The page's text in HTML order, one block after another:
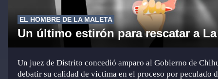
EL HOMBRE DE LA MALETA
Un último estirón para rescatar a
Un juez de Distrito concedió amparo al Gobierno de
debatir su calidad de víctima en el proceso por peculado